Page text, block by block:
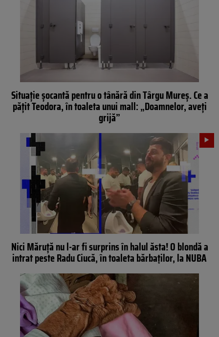
Situație șocantă pentru o tânără din Târgu Mureș. Ce a
pățit Teodora, în toaleta unui mall: „Doamnelor, aveți
grijă”
Nici Măruță nu l-ar fi surprins în halul ăsta! O blondă a
intrat peste Radu Ciucă, în toaleta bărbaților, la NUBA